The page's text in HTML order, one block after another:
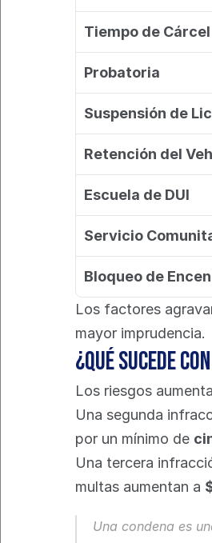
Tiempo de Cárcel
Probatoria
Suspensión de
Retención del
Escuela de DUI
Servicio
Bloqueo de
Los factores
mayor imprudencia.
¿Qué sucede
Los riesgos
Una segunda
por un mínimo de
Una tercera
multas aumentan a